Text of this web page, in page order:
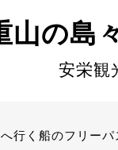
山の島
安栄観
行く船のフリー